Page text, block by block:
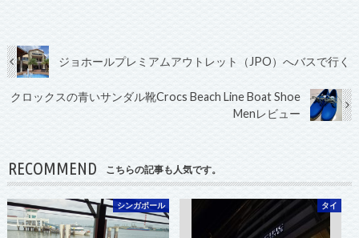
ジョホールプレミアムアウトレット（JPO）へバスで行く
クロックスの青いサンダル靴Crocs Beach Line Boat Shoe
Menレビュー
RECOMMEND こちらの記事も人気です。
シンガポール タイ